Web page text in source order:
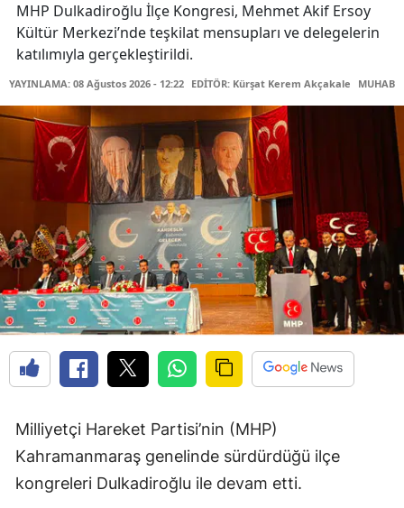
MHP Dulkadiroğlu İlçe Kongresi, Mehmet Akif Ersoy
Kültür Merkezi’nde teşkilat mensupları ve delegelerin
katılımıyla gerçekleştirildi.
YAYINLAMA: 08 Ağustos 2026 - 12:22 EDİTÖR: Kürşat Kerem Akçakale
Milliyetçi Hareket Partisi’nin (MHP)
Kahramanmaraş genelinde sürdürdüğü ilçe
kongreleri Dulkadiroğlu ile devam etti.